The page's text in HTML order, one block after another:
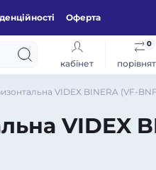
Оферта
кабінет
0
VIDEX BINERA (VF-
VIDEX